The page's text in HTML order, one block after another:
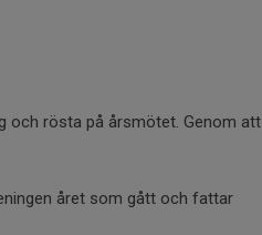
och rösta på årsmötet. Genom att
året som gått och fattar